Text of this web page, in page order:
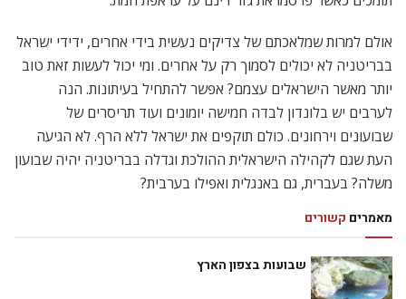
אולם למרות שמלאכתם של צדיקים נעשית בידי אחרים, ידידי ישראל
בבריטניה לא יכולים לסמוך רק על אחרים. ומי יכול לעשות זאת טוב
יותר מאשר הישראלים עצמם? אפשר להתחיל בעיתונות. הנה
לערבים יש בלונדון לבדה חמישה יומונים ועוד תריסרים של
שבועונים וירחונים. כולם תוקפים את ישראל ללא הרף. לא הגיעה
העת שגם לקהילה הישראלית ההולכת וגדלה בבריטניה יהיה שבועון
משלה? בעברית, גם באנגלית ואפילו בערבית?
מאמרים קשורים
שבועות בצפון הארץ